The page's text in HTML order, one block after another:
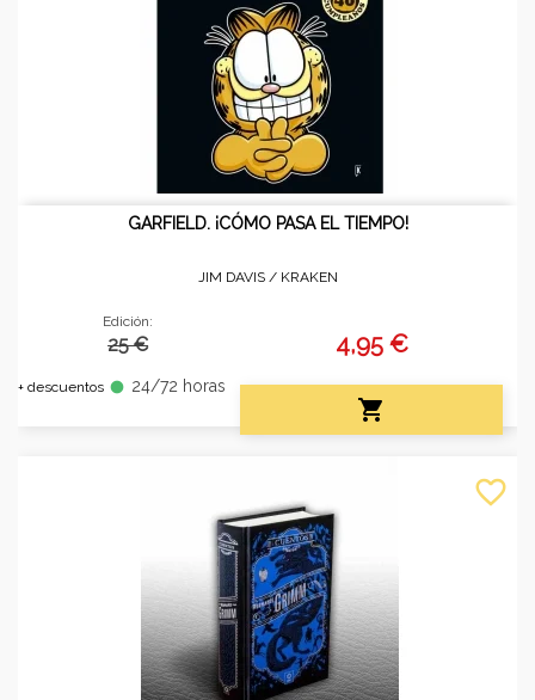
GARFIELD. ¡CÓMO PASA EL TIEMPO!
JIM DAVIS / KRAKEN
Edición:
25 €
+ descuentos fiber_manual_record 24/72 horas
4,95 €

favorite_border